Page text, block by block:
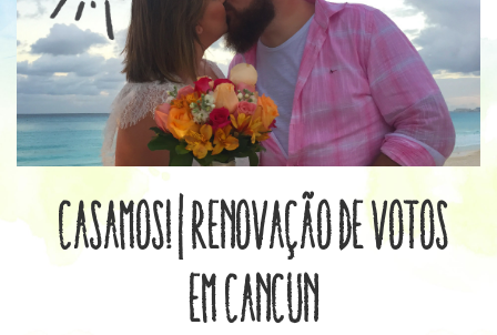
Casamos! | Renovação de votos
em Cancun